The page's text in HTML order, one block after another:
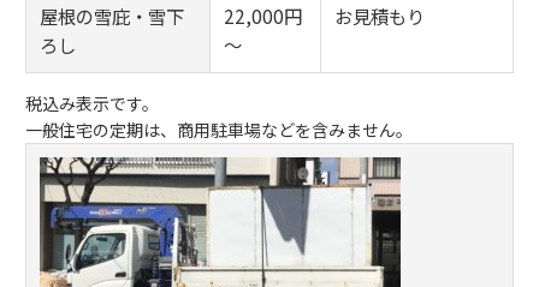
屋根の雪庇・雪下
ろし
22,000円
～
お見積もり
税込み表示です。
一般住宅の定期は、商用駐車場などを含みません。